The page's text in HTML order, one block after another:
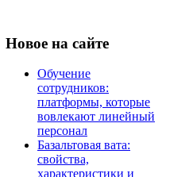
Новое на сайте
Обучение
сотрудников:
платформы, которые
вовлекают линейный
персонал
Базальтовая вата:
свойства,
характеристики и